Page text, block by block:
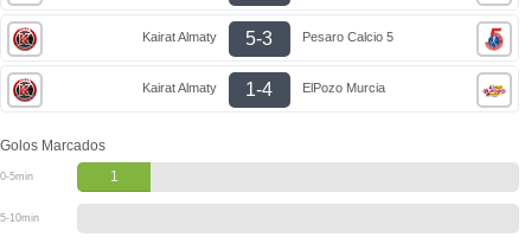
Kairat Almaty 5-3 Pesaro Calcio 5
Kairat Almaty 1-4 ElPozo Murcia
Golos Marcados
0-5min 1
5-10min